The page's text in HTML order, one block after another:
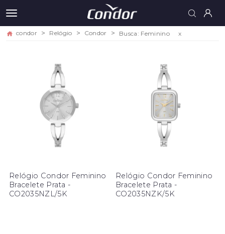
condor Relógio Condor Busca: Feminino x
Relógio Condor Feminino
Bracelete Prata -
CO2035NZL/5K
Relógio Condor Feminino
Bracelete Prata -
CO2035NZK/5K